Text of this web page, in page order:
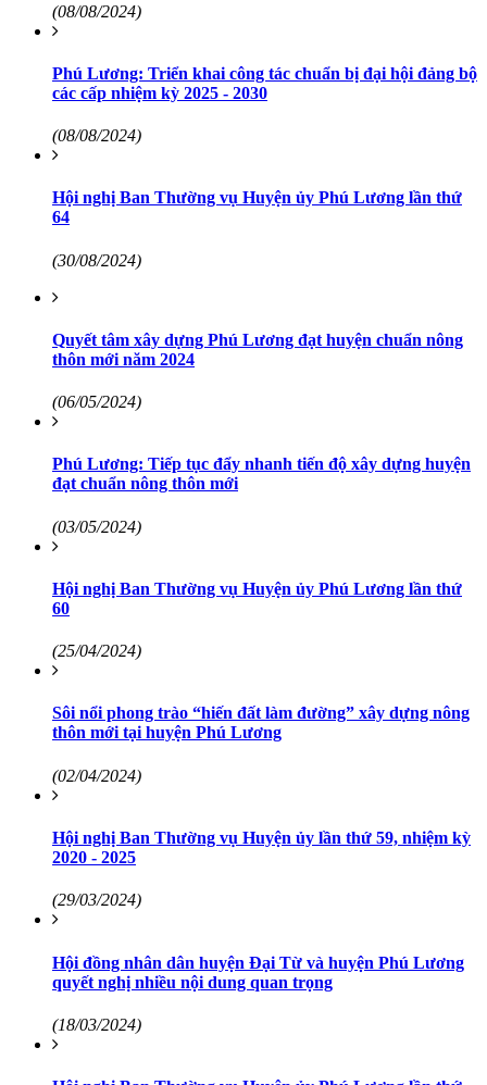
(08/08/2024)
Phú Lương: Triển khai công tác chuẩn bị đại hội đảng bộ
các cấp nhiệm kỳ 2025 - 2030
(08/08/2024)
Hội nghị Ban Thường vụ Huyện ủy Phú Lương lần thứ
64
(30/08/2024)
Quyết tâm xây dựng Phú Lương đạt huyện chuẩn nông
thôn mới năm 2024
(06/05/2024)
Phú Lương: Tiếp tục đẩy nhanh tiến độ xây dựng huyện
đạt chuẩn nông thôn mới
(03/05/2024)
Hội nghị Ban Thường vụ Huyện ủy Phú Lương lần thứ
60
(25/04/2024)
Sôi nổi phong trào “hiến đất làm đường” xây dựng nông
thôn mới tại huyện Phú Lương
(02/04/2024)
Hội nghị Ban Thường vụ Huyện ủy lần thứ 59, nhiệm kỳ
2020 - 2025
(29/03/2024)
Hội đồng nhân dân huyện Đại Từ và huyện Phú Lương
quyết nghị nhiều nội dung quan trọng
(18/03/2024)